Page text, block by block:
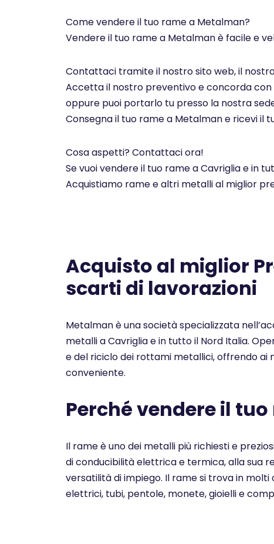
Come vendere il tuo rame a Metalman?
Vendere il tuo rame a Metalman è facile e
Contattaci tramite il nostro sito web, il
Accetta il nostro preventivo e concorda con
oppure puoi portarlo tu presso la nostra
Consegna il tuo rame a Metalman e ricevi
Cosa aspetti? Contattaci ora!
Se vuoi vendere il tuo rame a Cavriglia e in
Acquistiamo rame e altri metalli al miglior
Acquisto al miglior
scarti di lavorazioni
Metalman è una società specializzata
metalli a Cavriglia e in tutto il Nord Italia.
e del riciclo dei rottami metallici, offrendo ai
conveniente.
Perché vendere il
Il rame è uno dei metalli più richiesti e
di conducibilità elettrica e termica, alla sua
versatilità di impiego. Il rame si trova in
elettrici, tubi, pentole, monete, gioielli e